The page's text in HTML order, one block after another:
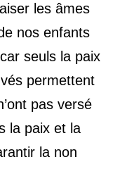
les âmes
nos enfants
car seuls la paix
permettent
pas versé
la paix et la
la non